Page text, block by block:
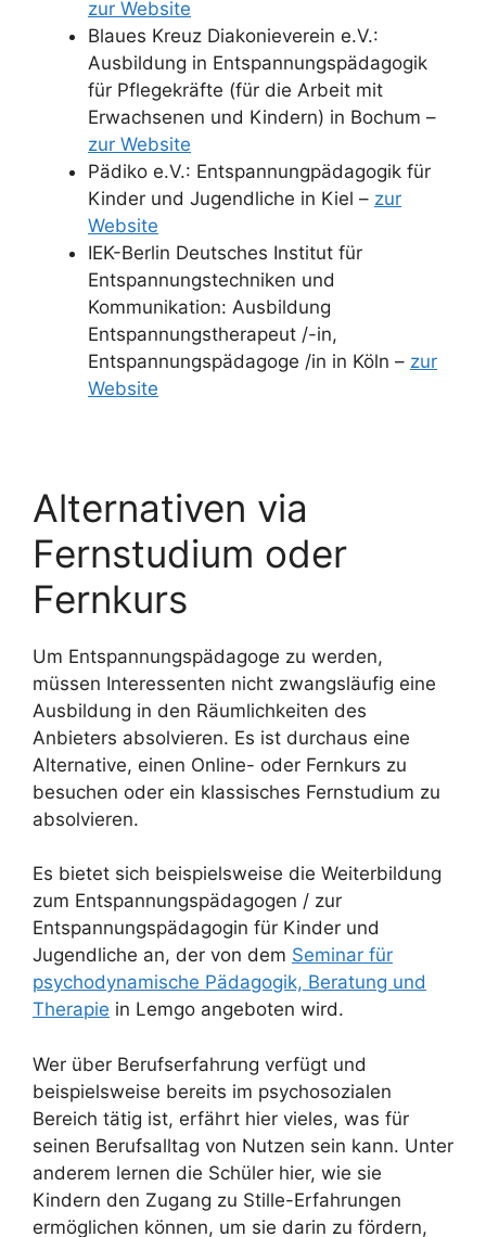
zur Website
Blaues Kreuz Diakonieverein e.V.:
Ausbildung in Entspannungspädagogik
für Pflegekräfte (für die Arbeit mit
Erwachsenen und Kindern) in Bochum –
zur Website
Pädiko e.V.: Entspannungpädagogik für
Kinder und Jugendliche in Kiel – zur
Website
IEK-Berlin Deutsches Institut für
Entspannungstechniken und
Kommunikation: Ausbildung
Entspannungstherapeut /-in,
Entspannungspädagoge /in in Köln – zur
Website
Alternativen via
Fernstudium oder
Fernkurs
Um Entspannungspädagoge zu werden,
müssen Interessenten nicht zwangsläufig eine
Ausbildung in den Räumlichkeiten des
Anbieters absolvieren. Es ist durchaus eine
Alternative, einen Online- oder Fernkurs zu
besuchen oder ein klassisches Fernstudium zu
absolvieren.
Es bietet sich beispielsweise die Weiterbildung
zum Entspannungspädagogen / zur
Entspannungspädagogin für Kinder und
Jugendliche an, der von dem Seminar für
psychodynamische Pädagogik, Beratung und
Therapie in Lemgo angeboten wird.
Wer über Berufserfahrung verfügt und
beispielsweise bereits im psychosozialen
Bereich tätig ist, erfährt hier vieles, was für
seinen Berufsalltag von Nutzen sein kann. Unter
anderem lernen die Schüler hier, wie sie
Kindern den Zugang zu Stille-Erfahrungen
ermöglichen können, um sie darin zu fördern,